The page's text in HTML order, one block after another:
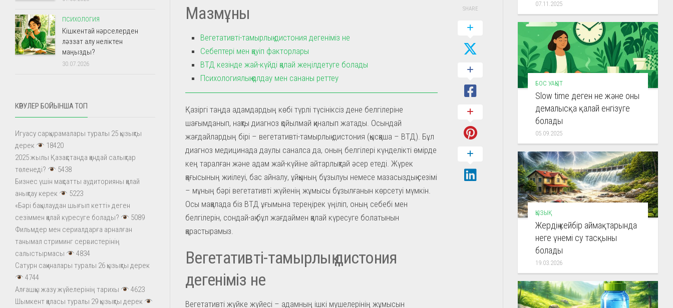
Мазмұны
Вегетативті-тамырлық дистония дегеніміз не
Себептері мен қауіп факторлары
ВТД кезінде жай-күйді қалай жеңілдетуге болады
Психологиялық қолдау мен сананы реттеу
Қазіргі таңда адамдардың көбі түрлі түсініксіз дене белгілеріне
шағымданып, нақты диагноз қойылмай қиналып жатады. Осындай
жағдайлардың бірі – вегетативті-тамырлық дистония (қысқаша – ВТД). Бұл
диагноз медицинада даулы саналса да, оның белгілері күнделікті өмірде
кең таралған және адам жай-күйіне айтарлықтай әсер етеді. Жүрек
қағысының жиілеуі, бас айналу, ұйқының бұзылуы немесе мазасыздық сезімі
– мұның бәрі вегетативті жүйенің жұмысы бұзылғанын көрсетуі мүмкін.
Осы мақалада біз ВТД ұғымына тереңірек үңіліп, оның себебі мен
белгілерін, сондай-ақ бұл жағдаймен қалай күресуге болатынын
қарастырамыз.
Вегетативті-тамырлық дистония
дегеніміз не
Вегетативті жүйке жүйесі – адамның ішкі мүшелерінің жұмысын
SHARE
ПСИХОЛОГИЯ
Кішкентай нәрселерден
ләззат алу неліктен
маңызды?
30.07.2026
КӨРУЛЕР БОЙЫНША ТОП
Игуасу сарқырамалары туралы 25 қызықты
дерек
18420
2025 жылы Қазақстанда қандай салықтар
төленеді?
5438
Бизнес үшін мақсатты аудиторияны қалай
анықтау керек
5223
«Бәрі бақылаудан шығып кетті» деген
сезіммен қалай күресуге болады?
5089
Фильмдер мен сериалдарға арналған
танымал стриминг сервистерінің
салыстырмасы
4834
Сатурн сақиналары туралы 26 қызықты дерек
4744
Алғашқы жазу жүйелерінің тарихы
4623
Шымкент қаласы туралы 29 қызықты дерек
07.11.2025
БОС УАҚЫТ
Slow time деген не және оны
демалысқа қалай енгізуге
болады
05.09.2025
ҚЫЗЫҚ
Жердің кейбір аймақтарында
неге үнемі су тасқыны
болады
19.03.2026